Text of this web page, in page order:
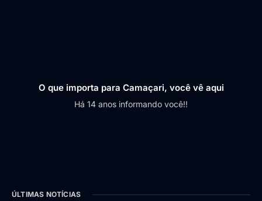
O que importa para Camaçari, você vê aqui
Há 14 anos informando você!!
ÚLTIMAS NOTÍCIAS